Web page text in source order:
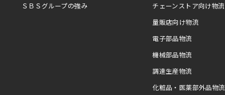
ＳＢＳグループの強み
チェーンストア向け物流
量販店向け物流
電子部品物流
機械部品物流
調達生産物流
化粧品・医薬部外品物流